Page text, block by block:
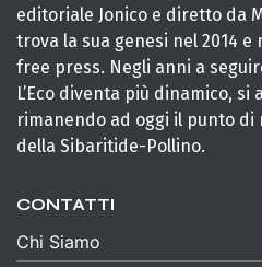
editoriale Jonico e diretto da
trova la sua genesi nel 2014
free press. Negli anni a
L’Eco diventa più dinamico,
rimanendo ad oggi il punto
della Sibaritide-Pollino.
CONTATTI
Chi Siamo